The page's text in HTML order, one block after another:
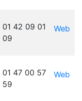
01 42 09 01
09
Web
01 47 00 57
59
Web